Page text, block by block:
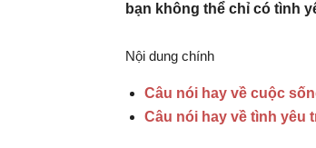
bạn không thể chỉ có tình
Nội dung chính
Câu nói hay về cuộc
Câu nói hay về tình yêu